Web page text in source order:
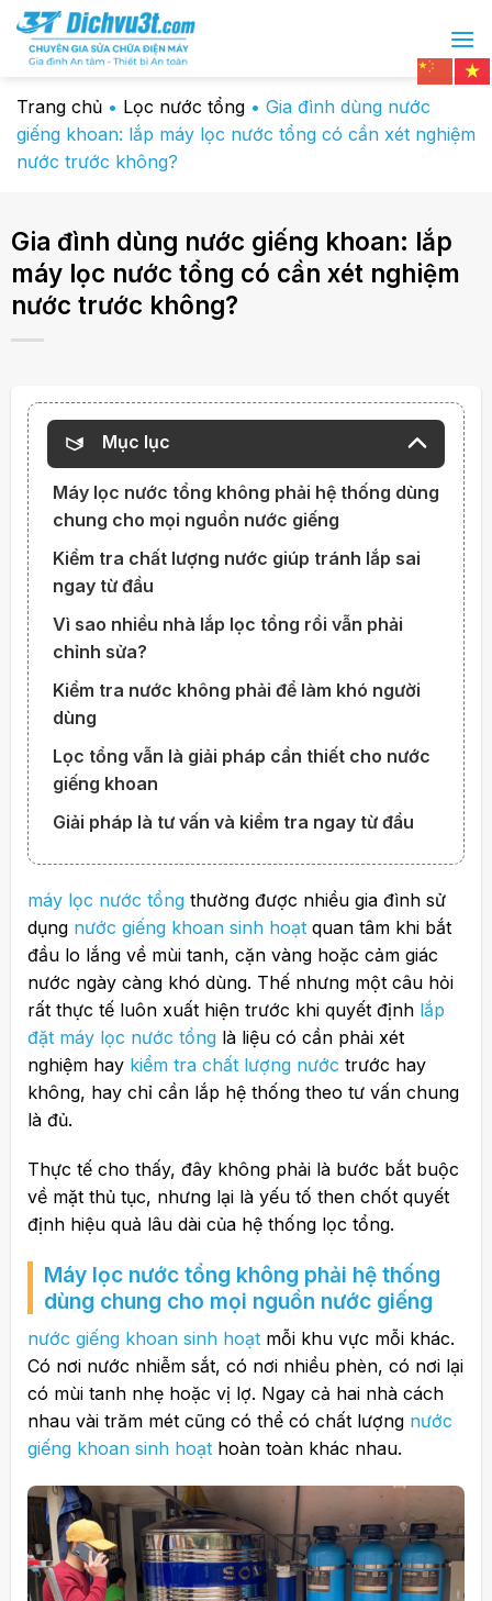
Chuyển
đến
dung
Trang chủ • Lọc nước tổng • Gia đình dùng nước
giếng khoan: lắp máy lọc nước tổng có cần xét nghiệm
nước trước không?
Gia đình dùng nước giếng khoan: lắp
máy lọc nước tổng có cần xét nghiệm
nước trước không?
Mục lục
Máy lọc nước tổng không phải hệ thống dùng
chung cho mọi nguồn nước giếng
Kiểm tra chất lượng nước giúp tránh lắp sai
ngay từ đầu
Vì sao nhiều nhà lắp lọc tổng rồi vẫn phải
chỉnh sửa?
Kiểm tra nước không phải để làm khó người
dùng
Lọc tổng vẫn là giải pháp cần thiết cho nước
giếng khoan
Giải pháp là tư vấn và kiểm tra ngay từ đầu
máy lọc nước tổngthường được nhiều gia đình sử
dụng nước giếng khoan sinh hoạtquan tâm khi bắt
đầu lo lắng về mùi tanh, cặn vàng hoặc cảm giác
nước ngày càng khó dùng. Thế nhưng một câu hỏi
rất thực tế luôn xuất hiện trước khi quyết định lắp
đặt máy lọc nước tổnglà liệu có cần phải xét
nghiệm hay kiểm tra chất lượng nước trước hay
không, hay chỉ cần lắp hệ thống theo tư vấn chung
là đủ.
Thực tế cho thấy, đây không phải là bước bắt buộc
về mặt thủ tục, nhưng lại là yếu tố then chốt quyết
định hiệu quả lâu dài của hệ thống lọc tổng.
Máy lọc nước tổng không phải hệ thống
dùng chung cho mọi nguồn nước giếng
nước giếng khoan sinh hoạtmỗi khu vực mỗi khác.
Có nơi nước nhiễm sắt, có nơi nhiều phèn, có nơi lại
có mùi tanh nhẹ hoặc vị lợ. Ngay cả hai nhà cách
nhau vài trăm mét cũng có thể có chất lượng nước
giếng khoan sinh hoạthoàn toàn khác nhau.